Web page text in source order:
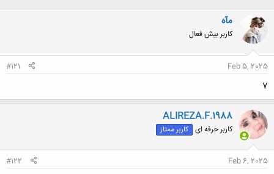
و
ع
ک
ن
ن
د
و
ض
و
ع
ر
مآه
کاربر بیش فعال
Feb 5, 2025
#121
۷
ALIREZA.F.1988
کاربر حرفه ای کاربر ممتاز
Feb 6, 2025
#122